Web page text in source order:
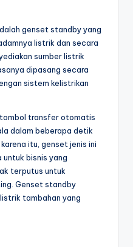
genset standby yang
listrik dan secara
sumber listrik
dipasang secara
sistem kelistrikan
transfer otomatis
dalam beberapa detik
itu, genset jenis ini
untuk bisnis yang
terputus untuk
Genset standby
tambahan yang